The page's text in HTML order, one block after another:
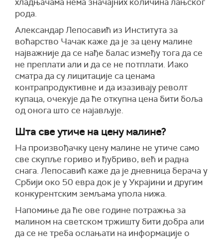
рода.
Александар Лепосавић из Института за
воћарство Чачак каже да је за цену малине
најважније да се нађе балас између тога да се
не преплати али и да се не потплати. Иако
сматра да су лицитације са ценама
контрапродуктивне и да изазивају револт
купаца, очекује да ће откупна цена бити боља
од онога што се најављује.
Шта све утиче на цену малине?
На произвођачку цену малине не утиче само
све скупље гориво и ђубриво, већ и радна
снага. Лепосавић каже да је дневница берача у
Србији око 50 евра док је у Украјини и другим
конкурентским земљама упола нижа.
Напомиње да ће ове године потражња за
малином на светском тржишту бити добра али
да се не треба ослањати на информације о